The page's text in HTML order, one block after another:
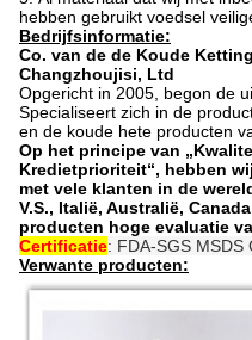
hebben gebruikt voedsel
Bedrijfsinformatie:
Co. van de de Koude
Changzhoujisi, Ltd
Opgericht in 2005, begon de
Specialiseert zich in de
en de koude hete producten
Op het principe van
Kredietprioriteit“, hebben
met vele klanten in de
V.S., Italië, Australië,
producten hoge evaluatie
Certificatie: FDA-SGS MSDS
Verwante producten: